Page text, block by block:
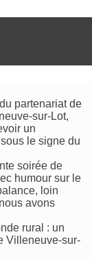
partenariat de
sur-Lot,
un
le signe du
soirée de
humour sur le
loin
avons
rural : un
Villeneuve-sur-